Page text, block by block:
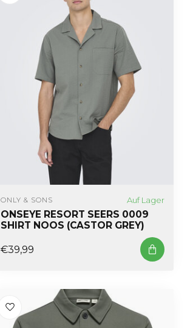
ONLY & SONS Auf Lager
ONSEYE RESORT SEERS 0009
SHIRT NOOS (CASTOR GREY)
€39,99